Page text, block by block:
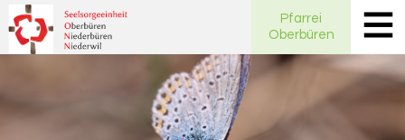
Pfarrei
Oberbüren